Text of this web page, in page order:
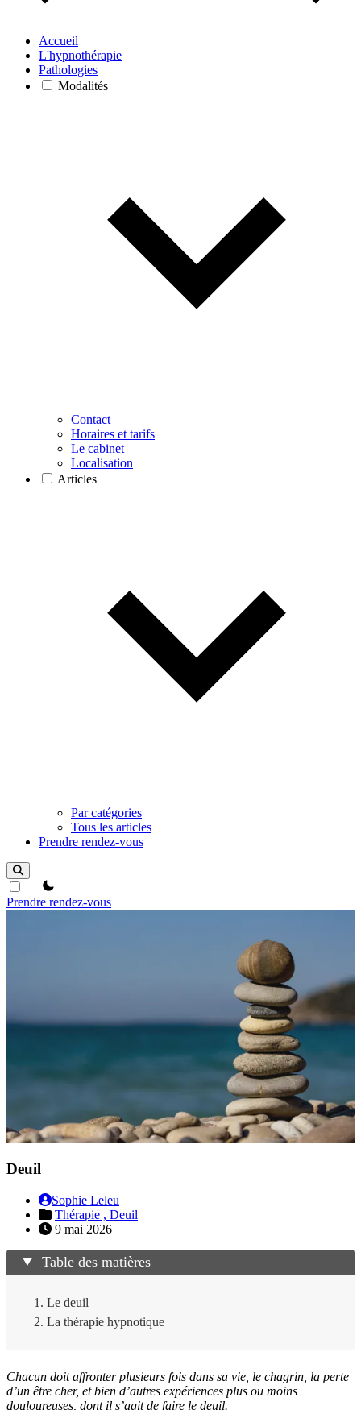
Accueil
L'hypnothérapie
Pathologies
Modalités
Contact
Horaires et tarifs
Le cabinet
Localisation
Articles
Par catégories
Tous les articles
Prendre rendez-vous
theme switcher
Prendre rendez-vous
Deuil
Sophie Leleu
Thérapie , Deuil
9 mai 2026
Table des matières
Le deuil
La thérapie hypnotique
Chacun doit affronter plusieurs fois dans sa vie, le chagrin, la perte
d’un être cher, et bien d’autres expériences plus ou moins
douloureuses, dont il s’agit de faire le deuil.